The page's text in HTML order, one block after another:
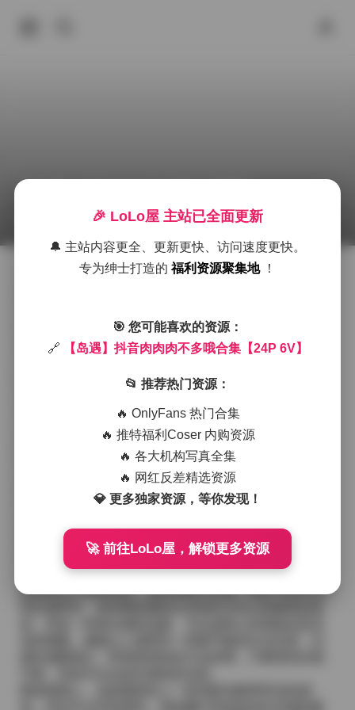
2026年4月30日 下午10:41 秀人专区 丝袜
岛遇这次推出的抖音肉肉肉不多哦合集，收录了24张静
街头漫步，背景多是老城区的斑驳墙面、绿意盎然的小
巷或是临海的木栈道，光线柔和且带有轻微的逆光效
【岛遇】抖音肉肉肉不多哦合集【24P 6V】
在静态写真中，她的姿态多半是自然的侧身或是低头沉
思的瞬间，手里有时会拿着一杯冰饮，有时则是随手拈
起一片落叶。服装上，她偏爱宽松的针织衫、高腰的阔
腿裤以及简单的白T恤，颜色以米白、薄荷绿和淡粉为
主，偶尔会点缀一条细细的链条项链或是小巧的耳钉，
整体看起来既舒适又不失小心思。
视频片段则捕捉到了她在咖啡馆里翻书的专注神情、在
表情。镜头语言多采用推拉和慢速变焦，配合轻快的背
景音乐，让观众仿佛能听到海浪的轻拍和街头的低语。
从气质上来说，她的表现带有一种内敛的甜美，不刻意
卖萌却让人觉得亲切。这种风格与岛遇一贯的“自然生活”
🎉 LoLo屋 主站已全面更新
🔔 主站内容更全、更新更快、访问速度更快。
专为绅士打造的福利资源聚集地 ！
🎯 您可能喜欢的资源：
🔗
【岛遇】抖音肉肉肉不多哦合集【24P 6V】
📂 推荐热门资源：
🔥 OnlyFans 热门合集
🔥 推特福利Coser 内购资源
🔥 各大机构写真全集
🔥 网红反差精选资源
💎 更多独家资源，等你发现！
🚀 前往LoLo屋，解锁更多资源